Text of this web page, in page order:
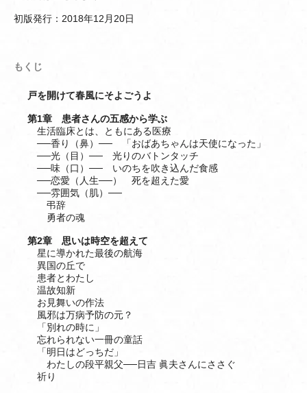
初版発行：2018年12月20日
もくじ
戸を開けて春風にそよごうよ
第1章 患者さんの五感から学ぶ
生活臨床とは、ともにある医療
──香り（鼻）── 「おばあちゃんは天使になった」
──光（目）── 光りのバトンタッチ
──味（口）── いのちを吹き込んだ食感
──恋愛（人生──） 死を超えた愛
──雰囲気（肌）──
弔辞
勇者の魂
第2章 思いは時空を超えて
星に導かれた最後の航海
異国の丘で
患者とわたし
温故知新
お見舞いの作法
風邪は万病予防の元？
「別れの時に」
忘れられない一冊の童話
「明日はどっちだ」
わたしの段平親父──日吉 眞夫さんにささぐ
祈り